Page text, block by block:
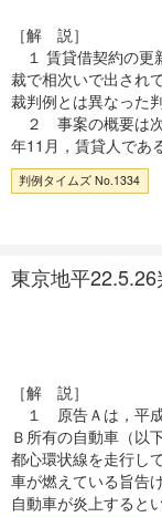
［解 説］
１ 賃貸借契約の更
裁で相次いで出され
裁判例とは異なった
２ 事案の概要は次
年11月，賃貸人であ
判例タイムズ No.1334
東京地平
［解 説］
１ 原告Ａは，平成
Ｂ所有の自動車（以
都心環状線を走行し
車が燃えている旨告
自動車が炎上すると